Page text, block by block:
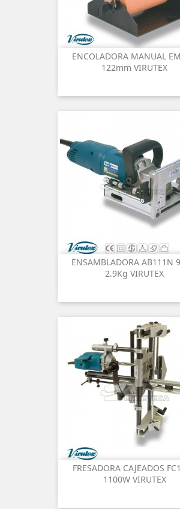
ENCOLADORA MANUAL
122mm VIRUTEX
ENSAMBLADORA AB111N
2.9Kg VIRUTEX
FRESADORA CAJEADOS
1100W VIRUTEX